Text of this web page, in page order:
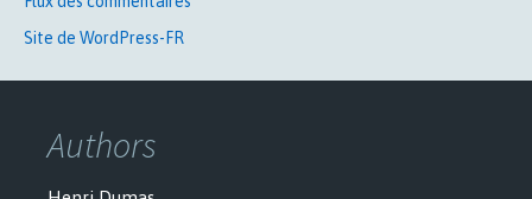
Site de WordPress-FR
Authors